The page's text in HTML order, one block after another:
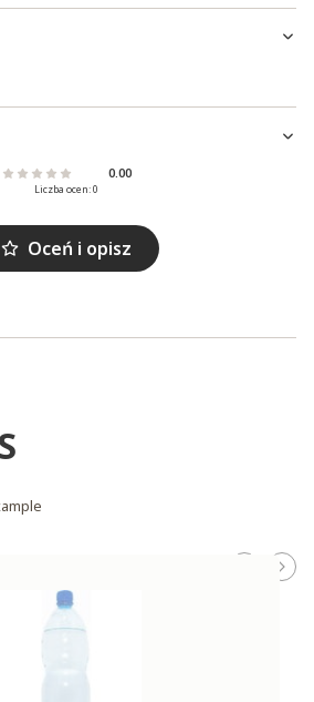
0.00
Liczba ocen: 0
Oceń i opisz